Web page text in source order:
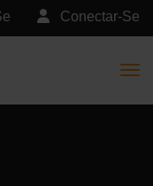
Conectar-Se